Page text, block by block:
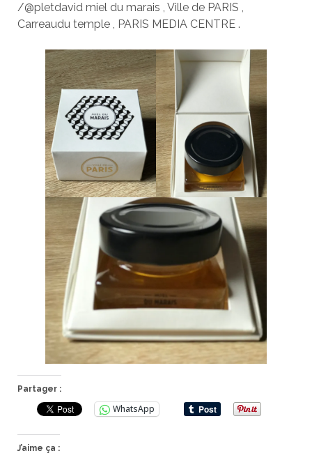
/@pletdavid miel du marais , Ville de PARIS ,
Carreaudu temple , PARIS MEDIA CENTRE .
Partager :
WhatsApp
J’aime ça :